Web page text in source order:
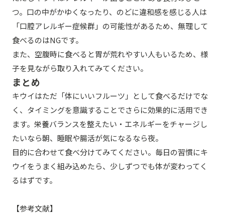
つ。口の中がかゆくなったり、のどに違和感を感じる人は
「口腔アレルギー症候群」の可能性があるため、無理して
食べるのはNGです。
また、空腹時に食べると胃が荒れやすい人もいるため、様
子を見ながら取り入れてみてください。
まとめ
キウイはただ「体にいいフルーツ」として食べるだけでな
く、タイミングを意識することでさらに効果的に活用でき
ます。栄養バランスを整えたい・エネルギーをチャージし
たいなら朝、睡眠や腸活が気になるなら夜。
目的に合わせて食べ分けてみてください。毎日の習慣にキ
ウイをうまく組み込めたら、少しずつでも体が変わってく
るはずです。
【参考文献】